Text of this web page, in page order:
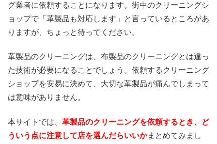
グ業者に依頼することになります。街中のクリーニングシ
ョップで「革製品も対応します」と言っているところがあ
りますが、ちょっと待ってください。
革製品のクリーニングは、布製品のクリーニングとは違っ
た技術が必要になることでしょう。依頼するクリーニング
ショップを安易に決めて、大切な革製品が痛んでしまって
は意味がありません。
本サイトでは、 革製品のクリーニングを依頼するとき、ど
ういう点に注意して店を選んだらいいかまとめてみまし